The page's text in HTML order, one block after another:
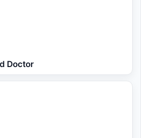
Doctor